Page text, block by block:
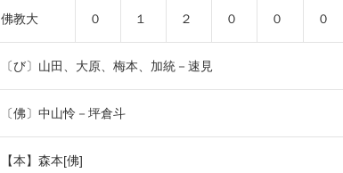
佛教大 ０ １ ２ ０ ０ ０
〔び〕山田、大原、梅本、加統－速見
〔佛〕中山怜－坪倉斗
【本】森本[佛]